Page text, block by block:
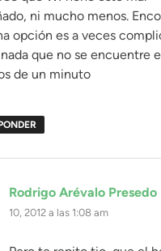
ni mucho menos.
opción es a veces
que no se encuentre
de un minuto
Rodrigo Arévalo Presedo
10, 2012 a las 1:08 am